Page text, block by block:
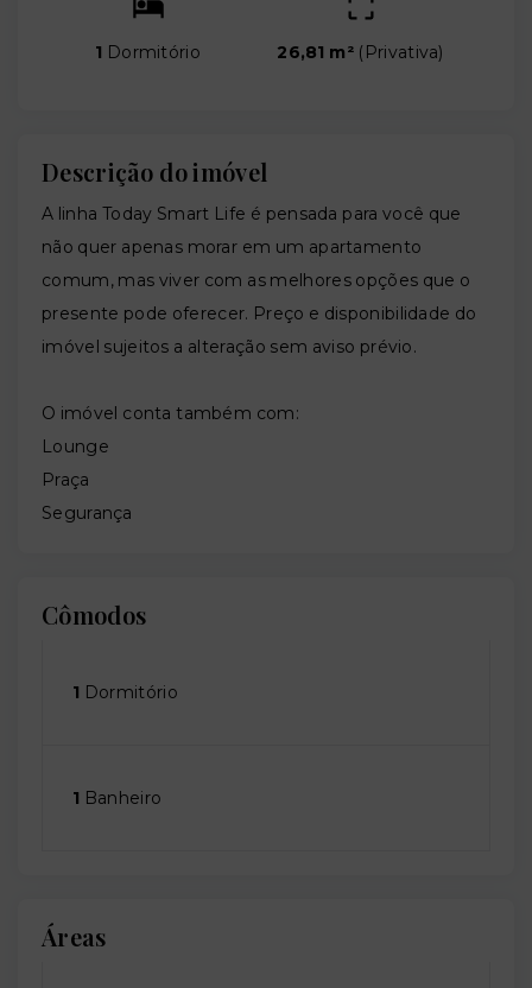
1 Dormitório 26,81 m² ( Privativa)
Descrição do imóvel
A linha Today Smart Life é pensada para você que
não quer apenas morar em um apartamento
comum, mas viver com as melhores opções que o
presente pode oferecer. Preço e disponibilidade do
imóvel sujeitos a alteração sem aviso prévio.
O imóvel conta também com:
Lounge
Praça
Segurança
Cômodos
1 Dormitório
1 Banheiro
Áreas